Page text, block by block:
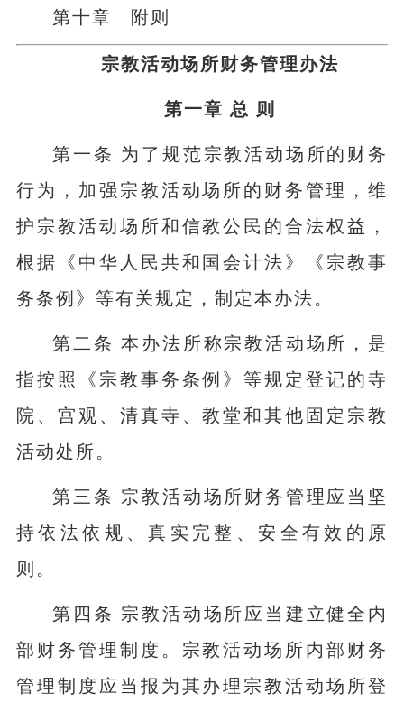
第十章 附则
宗教活动场所财务管理办法
第一章 总 则
第一条 为了规范宗教活动场所的财务
行为，加强宗教活动场所的财务管理，维
护宗教活动场所和信教公民的合法权益，
根据《中华人民共和国会计法》《宗教事
务条例》等有关规定，制定本办法。
第二条 本办法所称宗教活动场所，是
指按照《宗教事务条例》等规定登记的寺
院、宫观、清真寺、教堂和其他固定宗教
活动处所。
第三条 宗教活动场所财务管理应当坚
持依法依规、真实完整、安全有效的原
则。
第四条 宗教活动场所应当建立健全内
部财务管理制度。宗教活动场所内部财务
管理制度应当报为其办理宗教活动场所登